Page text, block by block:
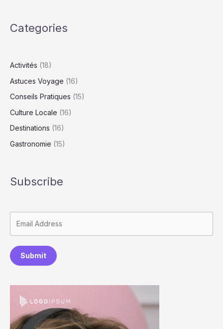
Categories
Activités (18)
Astuces Voyage (16)
Conseils Pratiques (15)
Culture Locale (16)
Destinations (16)
Gastronomie (15)
Subscribe
Submit